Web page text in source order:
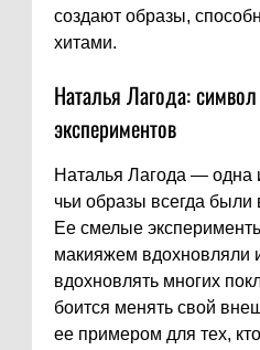
создают образы,
хитами.
Наталья Лагода:
экспериментов
Наталья Лагода — одна
чьи образы всегда были
Ее смелые
макияжем вдохновляли
вдохновлять многих
боится менять свой
ее примером для тех,